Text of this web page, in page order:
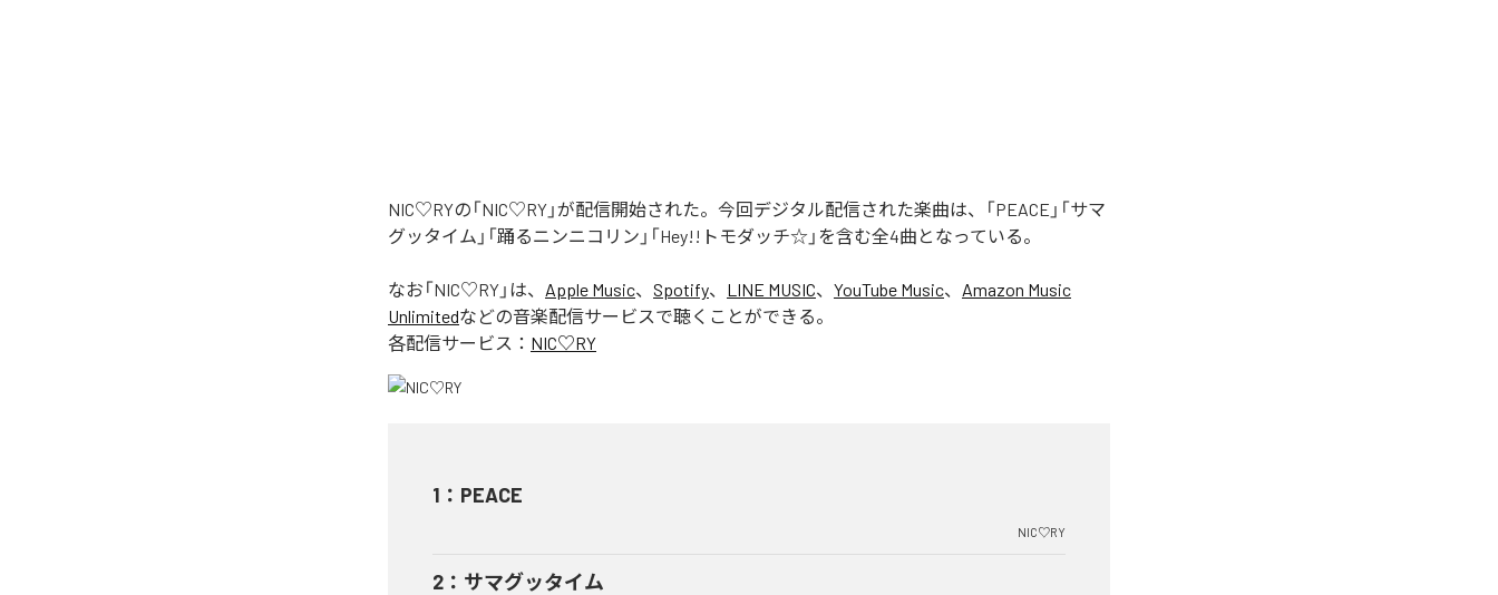
NIC♡RYの「NIC♡RY」が配信開始された。今回デジタル配信された楽曲は、「PEACE」「サマ
グッタイム」「踊るニンニコリン」「Hey!!トモダッチ☆」を含む全4曲となっている。
なお「NIC♡RY 」は、 Apple Music、 Spotify、 LINE MUSIC、 YouTube Music、 Amazon Music
Unlimitedなどの音楽配信サービスで聴くことができる。
各配信サービス： NIC♡RY
1 ： PEACE
NIC♡RY
2 ： サマグッタイム